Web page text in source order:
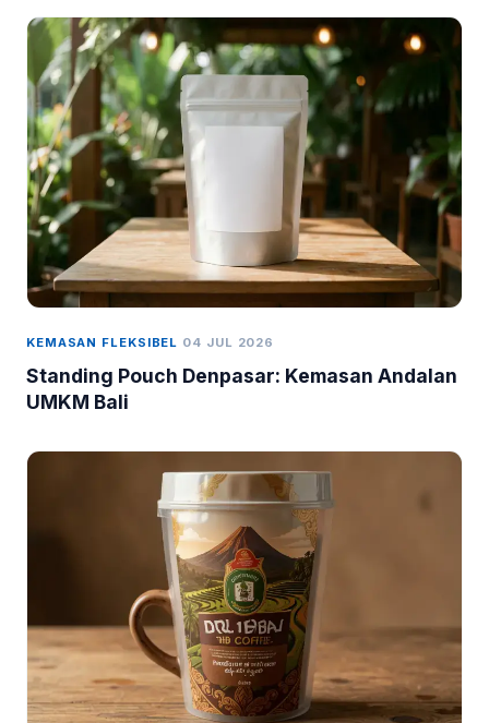
KEMASAN FLEKSIBEL 04 JUL 2026
Standing Pouch Denpasar: Kemasan Andalan
UMKM Bali